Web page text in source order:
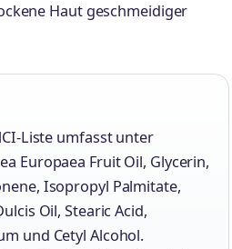
Haut geschmeidiger
Liste umfasst unter
Europaea Fruit Oil, Glycerin,
Isopropyl Palmitate,
Oil, Stearic Acid,
und Cetyl Alcohol.